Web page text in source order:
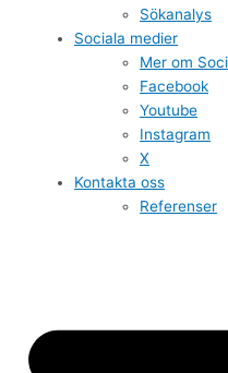
Sökanalys
Sociala medier
Mer om
Facebook
Youtube
Instagram
X
Kontakta oss
Referenser